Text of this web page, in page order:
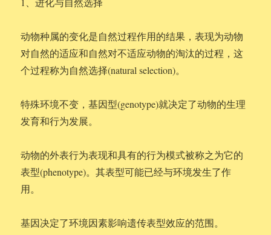
动物种属的变化是自然过程作用的结果，表现为动物
对自然的适应和自然对不适应动物的淘汰的过程，这
个过程称为自然选择(natural selection)。
特殊环境不变，基因型(genotype)就决定了动物的生理
发育和行为发展。
动物的外表行为表现和具有的行为模式被称之为它的
表型(phenotype)。其表型可能已经与环境发生了作
用。
基因决定了环境因素影响遗传表型效应的范围。